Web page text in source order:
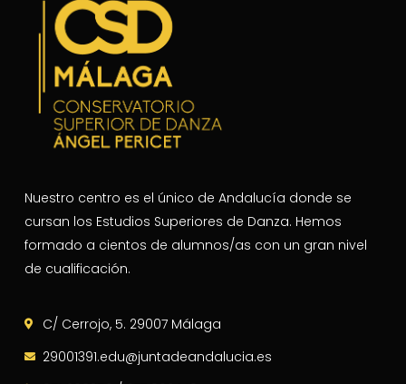
Nuestro centro es el único de Andalucía donde se
cursan los Estudios Superiores de Danza. Hemos
formado a cientos de alumnos/as con un gran nivel
de cualificación.
C/ Cerrojo, 5. 29007 Málaga
29001391.edu@juntadeandalucia.es